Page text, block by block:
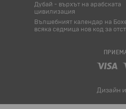
Дубай - върхът на арабската
цивилизация
Вълшебният календар на
всяка седмица нов код за
Дизайн